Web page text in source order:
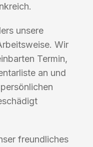
unsere
Wir
Termin,
an und
freundliches